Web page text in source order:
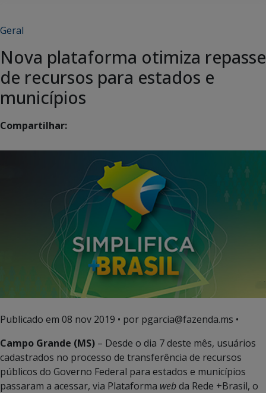
Geral
Nova plataforma otimiza repasse
de recursos para estados e
municípios
Compartilhar:
Publicado em 08 nov 2019 • por pgarcia@fazenda.ms •
Campo Grande (MS) – Desde o dia 7 deste mês, usuários
cadastrados no processo de transferência de recursos
públicos do Governo Federal para estados e municípios
passaram a acessar, via Plataforma webda Rede +Brasil, o